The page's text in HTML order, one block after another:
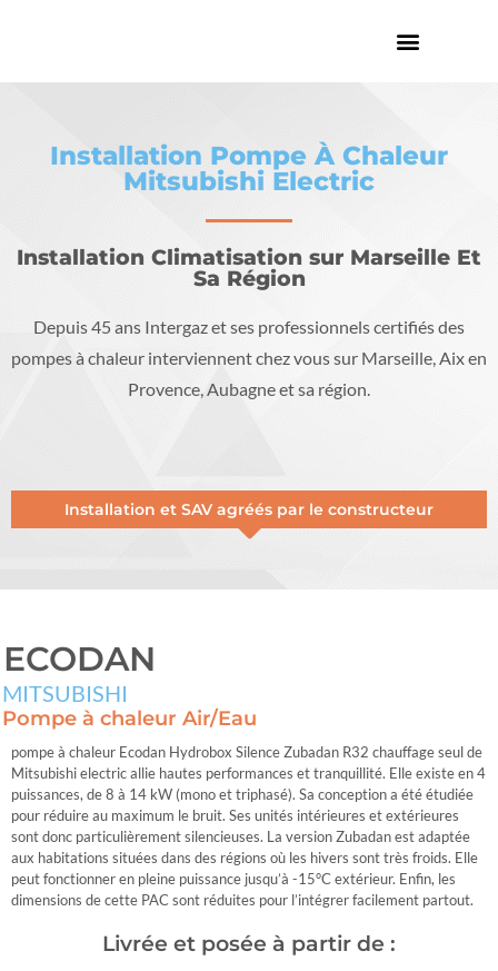
Installation Pompe À Chaleur
Mitsubishi Electric
Installation Climatisation sur Marseille Et
Sa Région
Depuis 45 ans Intergaz et ses professionnels certifiés des
pompes à chaleur interviennent chez vous sur Marseille, Aix en
Provence, Aubagne et sa région.
Installation et SAV agréés par le constructeur
ECODAN
MITSUBISHI
Pompe à chaleur Air/Eau
pompe à chaleur Ecodan Hydrobox Silence Zubadan R32 chauffage seul de
Mitsubishi electric allie hautes performances et tranquillité. Elle existe en 4
puissances, de 8 à 14 kW (mono et triphasé). Sa conception a été étudiée
pour réduire au maximum le bruit. Ses unités intérieures et extérieures
sont donc particulièrement silencieuses. La version Zubadan est adaptée
aux habitations situées dans des régions où les hivers sont très froids. Elle
peut fonctionner en pleine puissance jusqu’à -15°C extérieur. Enfin, les
dimensions de cette PAC sont réduites pour l’intégrer facilement partout.
Livrée et posée à partir de :